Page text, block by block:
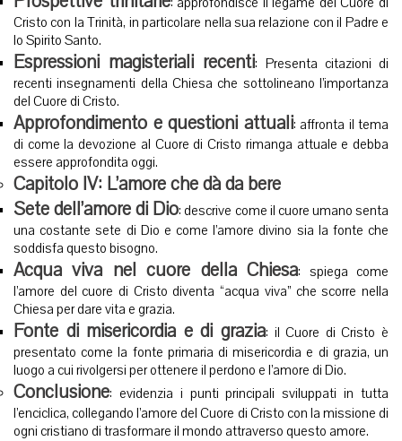
Cristo con la Trinità, in particolare nella sua relazione con il Padre e
lo Spirito Santo.
Espressioni magisteriali recenti: Presenta citazioni di
recenti insegnamenti della Chiesa che sottolineano l’importanza
del Cuore di Cristo.
Approfondimento e questioni attuali: affronta il tema
di come la devozione al Cuore di Cristo rimanga attuale e debba
essere approfondita oggi.
Capitolo IV: L’amore che dà da bere
Sete dell’amore di Dio: descrive come il cuore umano senta
una costante sete di Dio e come l’amore divino sia la fonte che
soddisfa questo bisogno.
Acqua viva nel cuore della Chiesa: spiega come
l’amore del cuore di Cristo diventa “acqua viva” che scorre nella
Chiesa per dare vita e grazia.
Fonte di misericordia e di grazia: il Cuore di Cristo è
presentato come la fonte primaria di misericordia e di grazia, un
luogo a cui rivolgersi per ottenere il perdono e l’amore di Dio.
Conclusione: evidenzia i punti principali sviluppati in tutta
l’enciclica, collegando l’amore del Cuore di Cristo con la missione di
ogni cristiano di trasformare il mondo attraverso questo amore.